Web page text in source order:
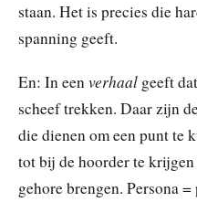
staan. Het is precies die
spanning geeft.
En: In eenverhaal geeft
scheef trekken. Daar zijn
die dienen om een punt te
tot bij de hoorder te
gehore brengen. Persona